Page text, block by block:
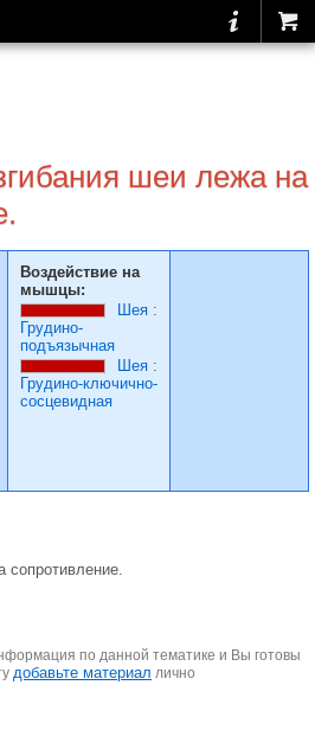
шеи лежа на
Воздействие на
мышцы:
Шея :
Грудино-
подъязычная
Шея :
Грудино-ключично-
сосцевидная
сопротивление.
по данной тематике и Вы готовы
добавьте материал лично